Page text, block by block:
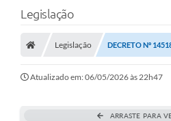
Legislação
Legislação DECRETO Nº
Atualizado em: 06/05/2026 às 22h47
ARRASTE PARA